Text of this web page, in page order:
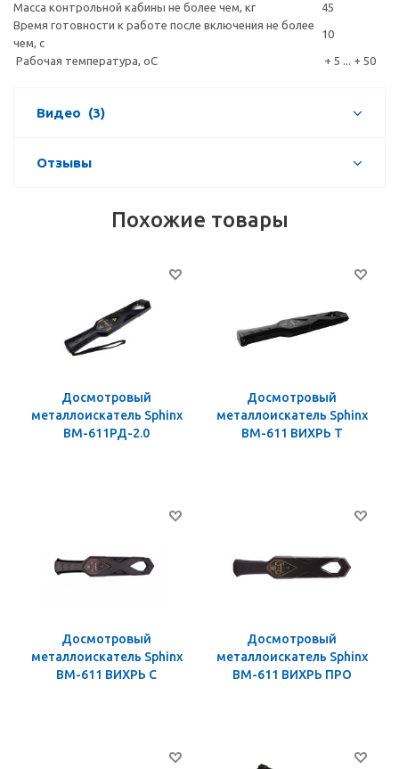
Масса контрольной кабины не более чем, кг
45
Время готовности к работе после включения не более
чем, с
10
Рабочая температура, оС + 5 ... + 50
Видео (3)
Отзывы
Похожие товары
Досмотровый
металлоискатель Sphinx
ВМ-611РД-2.0
Досмотровый
металлоискатель Sphinx
ВМ-611 ВИХРЬ Т
Досмотровый
металлоискатель Sphinx
ВМ-611 ВИХРЬ С
Досмотровый
металлоискатель Sphinx
ВМ-611 ВИХРЬ ПРО